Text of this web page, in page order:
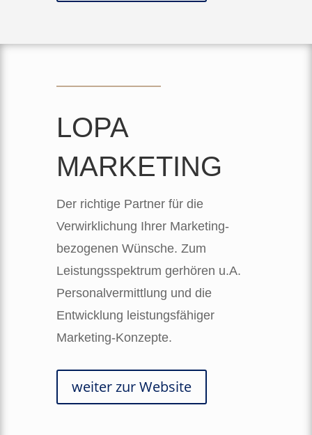
LOPA
MARKETING
Der richtige Partner für die
Verwirklichung Ihrer Marketing-
bezogenen Wünsche. Zum
Leistungsspektrum gerhören u.A.
Personalvermittlung und die
Entwicklung leistungsfähiger
Marketing-Konzepte.
weiter zur Website